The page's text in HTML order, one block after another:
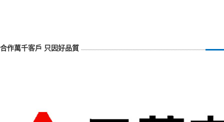
合作萬千客戶 只因好品質